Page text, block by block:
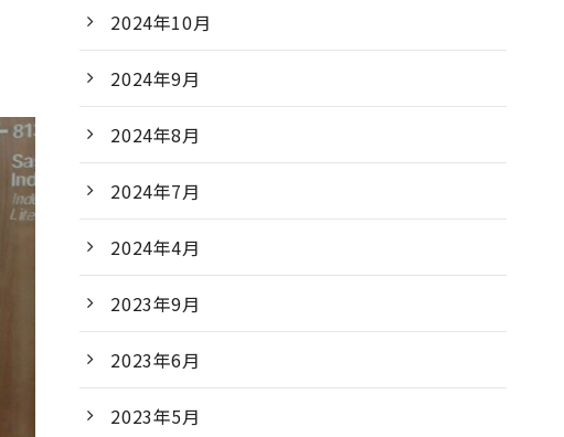
2024年10月
2024年9月
2024年8月
2024年7月
2024年4月
2023年9月
2023年6月
2023年5月